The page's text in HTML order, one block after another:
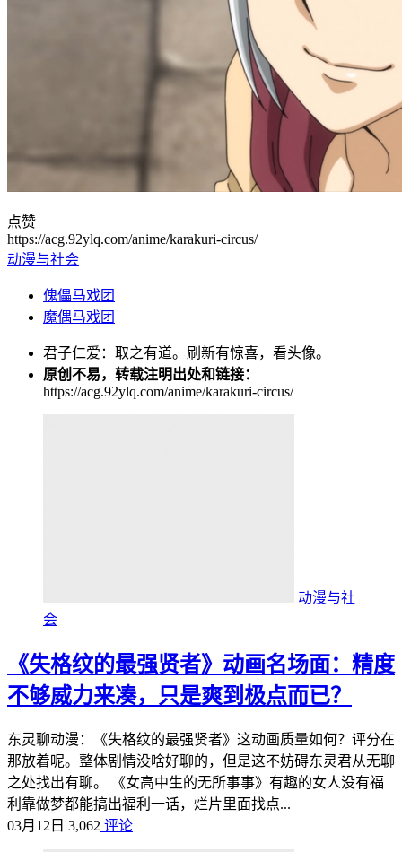
点赞
https://acg.92ylq.com/anime/karakuri-circus/
动漫与社会
傀儡马戏团
魔偶马戏团
君子仁爱：取之有道。刷新有惊喜，看头像。
原创不易，转载注明出处和链接：
https://acg.92ylq.com/anime/karakuri-circus/
动漫与社
会
《失格纹的最强贤者》动画名场面：精度
不够威力来凑，只是爽到极点而已？
东灵聊动漫：《失格纹的最强贤者》这动画质量如何？评分在
那放着呢。整体剧情没啥好聊的，但是这不妨碍东灵君从无聊
之处找出有聊。 《女高中生的无所事事》有趣的女人没有福
利靠做梦都能搞出福利一话，烂片里面找点...
03月12日 3,062 评论